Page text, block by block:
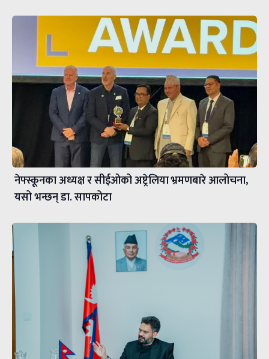
नेफ्स्कूनका अध्यक्ष र सीईओको अष्ट्रेलिया भ्रमणबारे आलोचना,
यसो भन्छन् डा‍. सापकोटा